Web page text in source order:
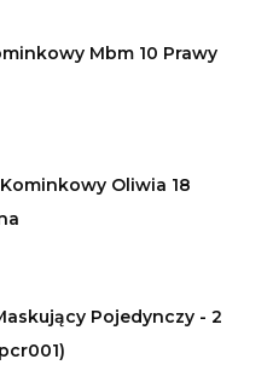
Mbm 10 Prawy
Oliwia 18
Pojedynczy - 2